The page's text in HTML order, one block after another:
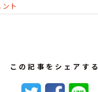
ト
この記事をシェアする